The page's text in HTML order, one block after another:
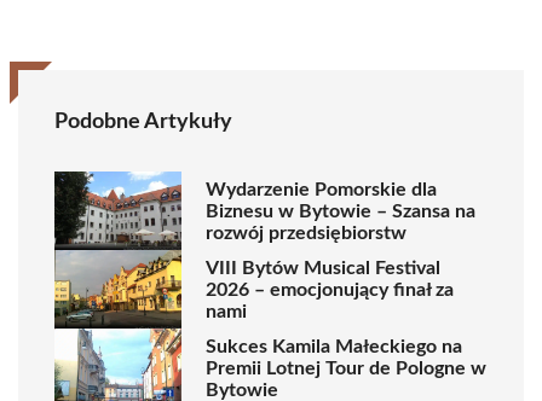
Podobne Artykuły
Wydarzenie Pomorskie dla
Biznesu w Bytowie – Szansa na
rozwój przedsiębiorstw
VIII Bytów Musical Festival
2026 – emocjonujący finał za
nami
Sukces Kamila Małeckiego na
Premii Lotnej Tour de Pologne w
Bytowie